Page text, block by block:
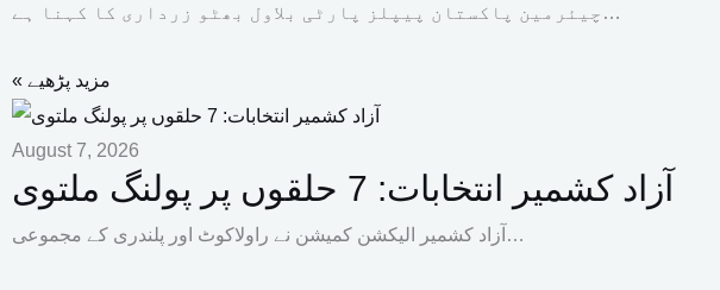
چیئرمین پاکستان پیپلز پارٹی بلاول بھٹو زرداری کا کہنا ہے…
« مزید پڑھیے
August 7, 2026
آزاد کشمیر انتخابات: 7 حلقوں پر پولنگ ملتوی
آزاد کشمیر الیکشن کمیشن نے راولاکوٹ اور پلندری کے مجموعی…